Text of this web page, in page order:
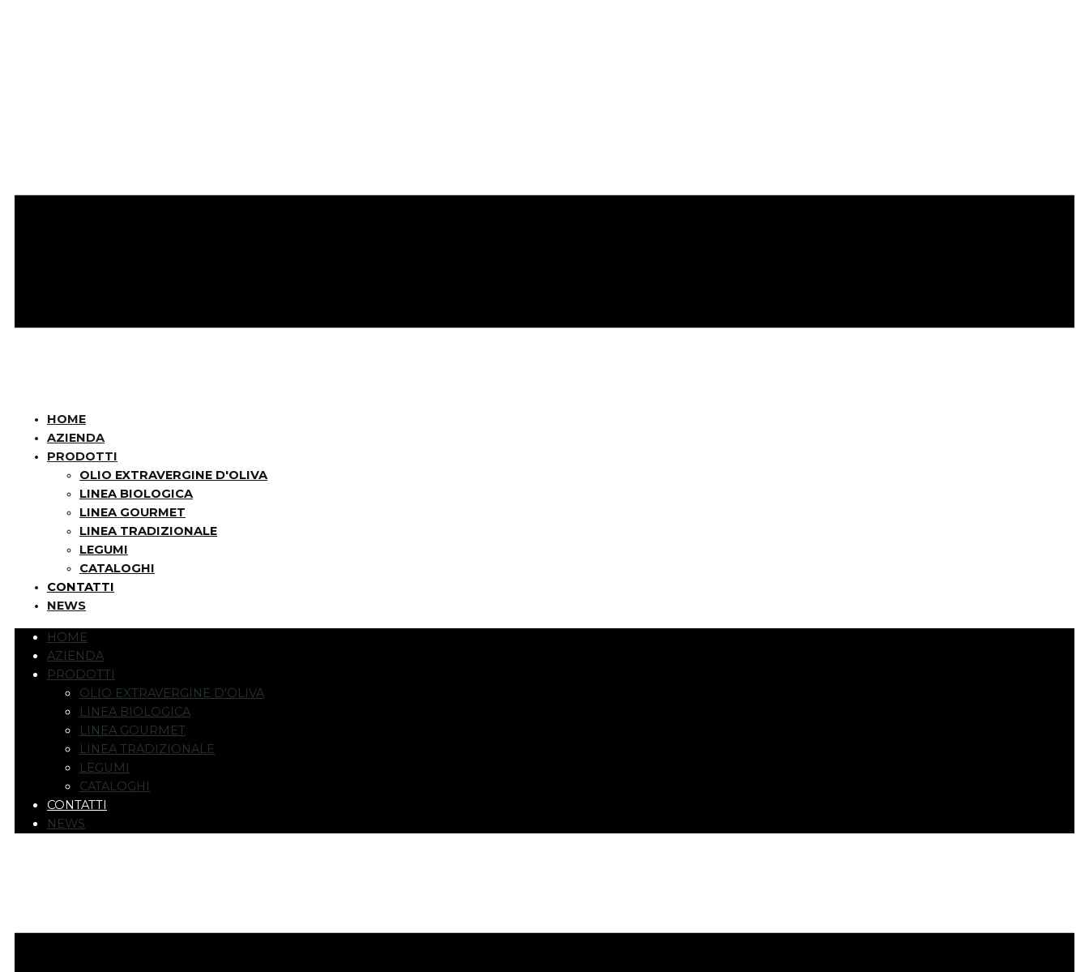
HOME
AZIENDA
PRODOTTI
OLIO EXTRAVERGINE D'OLIVA
LINEA BIOLOGICA
LINEA GOURMET
LINEA TRADIZIONALE
LEGUMI
CATALOGHI
CONTATTI
NEWS
HOME
AZIENDA
PRODOTTI
OLIO EXTRAVERGINE D'OLIVA
LINEA BIOLOGICA
LINEA GOURMET
LINEA TRADIZIONALE
LEGUMI
CATALOGHI
CONTATTI
NEWS